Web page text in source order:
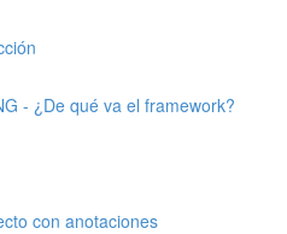
- ¿De qué va el framework?
con anotaciones